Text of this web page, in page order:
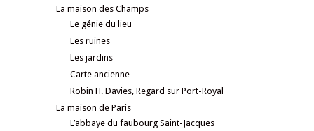
La maison des Champs
Le génie du lieu
Les ruines
Les jardins
Carte ancienne
Robin H. Davies, Regard sur Port-Royal
La maison de Paris
L’abbaye du faubourg Saint-Jacques